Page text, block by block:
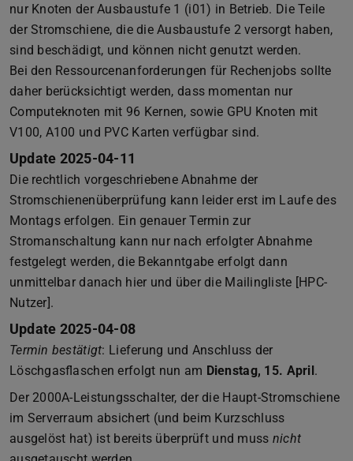
nur Knoten der Ausbaustufe 1 (i01) in Betrieb. Die Teile
der Stromschiene, die die Ausbaustufe 2 versorgt haben,
sind beschädigt, und können nicht genutzt werden.
Bei den Ressourcenanforderungen für Rechenjobs sollte
daher berücksichtigt werden, dass momentan nur
Computeknoten mit 96 Kernen, sowie GPU Knoten mit
V100, A100 und PVC Karten verfügbar sind.
Update 2025-04-11
Die rechtlich vorgeschriebene Abnahme der
Stromschienenüberprüfung kann leider erst im Laufe des
Montags erfolgen. Ein genauer Termin zur
Stromanschaltung kann nur nach erfolgter Abnahme
festgelegt werden, die Bekanntgabe erfolgt dann
unmittelbar danach hier und über die Mailingliste [HPC-
Nutzer].
Update 2025-04-08
Termin bestätigt: Lieferung und Anschluss der
Löschgasflaschen erfolgt nun am Dienstag, 15. April .
Der 2000A-Leistungsschalter, der die Haupt-Stromschiene
im Serverraum absichert (und beim Kurzschluss
ausgelöst hat) ist bereits überprüft und muss nicht